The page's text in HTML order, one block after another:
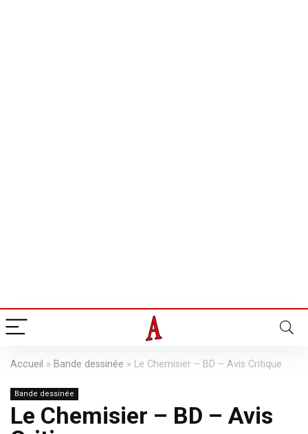
Accueil » Bande dessinée » Le Chemisier – BD – Avis Critique
Bande dessinée
Le Chemisier – BD – Avis